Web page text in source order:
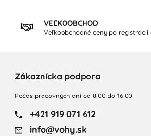
VEĽKOOBCHOD
Veľkoobchodné ceny po registrácii
Zákaznícka podpora
Počas pracovných dní od 8:00 do 16:00
+421 919 071 612
info@vohy.sk